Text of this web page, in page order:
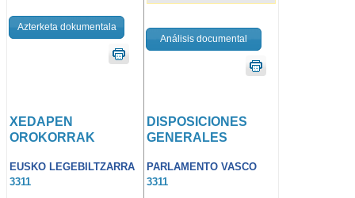
Azterketa dokumentala
Análisis documental
XEDAPEN
OROKORRAK
DISPOSICIONES
GENERALES
EUSKO LEGEBILTZARRA
PARLAMENTO VASCO
3311
3311